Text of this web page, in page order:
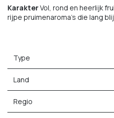
KarakterVol, rond en heerlijk
rijpe pruimenaroma's die lang
Type
Land
Regio